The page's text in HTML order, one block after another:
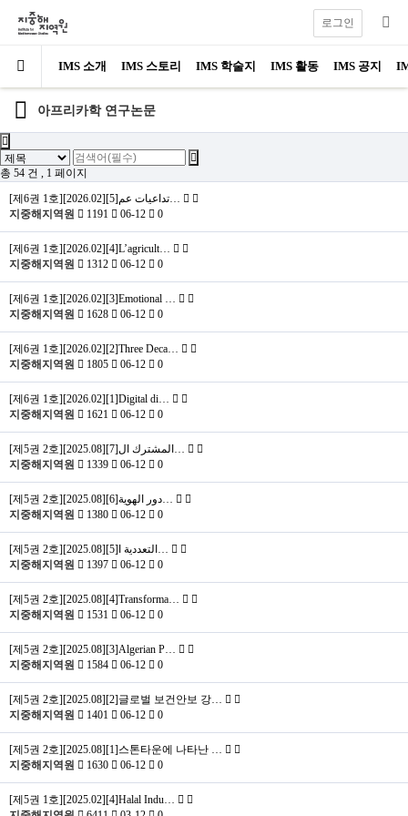
IMS 소개 IMS 스토리 IMS 학술지 IMS 활동 IMS 공지
로그인
아프리카학 연구논문
총 54 건 , 1 페이지
[제6권 1호][2026.02][5]تداعيات عم…
지중해지역원
1191 06-12 0
[제6권 1호][2026.02][4]L’agricult…
지중해지역원
1312 06-12 0
[제6권 1호][2026.02][3]Emotional …
지중해지역원
1628 06-12 0
[제6권 1호][2026.02][2]Three Deca…
지중해지역원
1805 06-12 0
[제6권 1호][2026.02][1]Digital di…
지중해지역원
1621 06-12 0
[제5권 2호][2025.08][7]المشترك ال…
지중해지역원
1339 06-12 0
[제5권 2호][2025.08][6]دور الهوية…
지중해지역원
1380 06-12 0
[제5권 2호][2025.08][5]التعددية ا…
지중해지역원
1397 06-12 0
[제5권 2호][2025.08][4]Transforma…
지중해지역원
1531 06-12 0
[제5권 2호][2025.08][3]Algerian P…
지중해지역원
1584 06-12 0
[제5권 2호][2025.08][2]글로벌 보건안보 강…
지중해지역원
1401 06-12 0
[제5권 2호][2025.08][1]스톤타운에 나타난 …
지중해지역원
1630 06-12 0
[제5권 1호][2025.02][4]Halal Indu…